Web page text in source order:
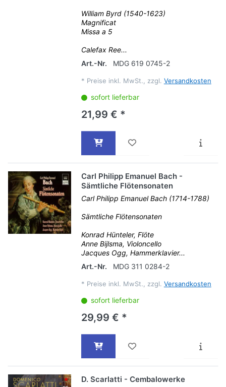
William Byrd (1540-1623)
Magnificat
Missa a 5
Calefax Ree...
Art.-Nr.
MDG 619 0745-2
* Preise inkl. MwSt., zzgl. Versandkosten
sofort lieferbar
21,99 € *
Carl Philipp Emanuel Bach -
Sämtliche Flötensonaten
Carl Philipp Emanuel Bach (1714-1788)
Sämtliche Flötensonaten
Konrad Hünteler, Flöte
Anne Bijlsma, Violoncello
Jacques Ogg, Hammerklavier...
Art.-Nr.
MDG 311 0284-2
* Preise inkl. MwSt., zzgl. Versandkosten
sofort lieferbar
29,99 € *
D. Scarlatti - Cembalowerke